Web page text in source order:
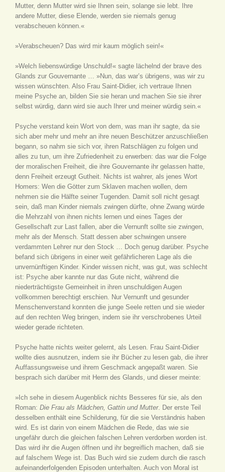
Mutter, denn Mutter wird sie Ihnen sein, solange sie lebt. Ihre
andere Mutter, diese Elende, werden sie niemals genug
verabscheuen können.«
»Verabscheuen? Das wird mir kaum möglich sein!«
»Welch liebenswürdige Unschuld!« sagte lächelnd der brave des
Glands zur Gouvernante … »Nun, das war’s übrigens, was wir zu
wissen wünschten. Also Frau Saint-Didier, ich vertraue Ihnen
meine Psyche an, bilden Sie sie heran und machen Sie sie ihrer
selbst würdig, dann wird sie auch Ihrer und meiner würdig sein.«
Psyche verstand kein Wort von dem, was man ihr sagte, da sie
sich aber mehr und mehr an ihre neuen Beschützer anzuschließen
begann, so nahm sie sich vor, ihren Ratschlägen zu folgen und
alles zu tun, um ihre Zufriedenheit zu erwerben: das war die Folge
der moralischen Freiheit, die ihre Gouvernante ihr gelassen hatte,
denn Freiheit erzeugt Gutheit. Nichts ist wahrer, als jenes Wort
Homers: Wen die Götter zum Sklaven machen wollen, dem
nehmen sie die Hälfte seiner Tugenden. Damit soll nicht gesagt
sein, daß man Kinder niemals zwingen dürfte, ohne Zwang würde
die Mehrzahl von ihnen nichts lernen und eines Tages der
Gesellschaft zur Last fallen, aber die Vernunft sollte sie zwingen,
mehr als der Mensch. Statt dessen aber schwingen unsere
verdammten Lehrer nur den Stock … Doch genug darüber. Psyche
befand sich übrigens in einer weit gefährlicheren Lage als die
unvernünftigen Kinder. Kinder wissen nicht, was gut, was schlecht
ist: Psyche aber kannte nur das Gute nicht, während die
niederträchtigste Gemeinheit in ihren unschuldigen Augen
vollkommen berechtigt erschien. Nur Vernunft und gesunder
Menschenverstand konnten die junge Seele retten und sie wieder
auf den rechten Weg bringen, indem sie ihr verschrobenes Urteil
wieder gerade richteten.
Psyche hatte nichts weiter gelernt, als Lesen. Frau Saint-Didier
wollte dies ausnutzen, indem sie ihr Bücher zu lesen gab, die ihrer
Auffassungsweise und ihrem Geschmack angepaßt waren. Sie
besprach sich darüber mit Herrn des Glands, und dieser meinte:
»Ich sehe in diesem Augenblick nichts Besseres für sie, als den
Roman: Die Frau als Mädchen, Gattin und Mutter. Der erste Teil
desselben enthält eine Schilderung, für die sie Verständnis haben
wird. Es ist darin von einem Mädchen die Rede, das wie sie
ungefähr durch die gleichen falschen Lehren verdorben worden ist.
Das wird ihr die Augen öffnen und ihr begreiflich machen, daß sie
auf falschem Wege ist. Das Buch wird sie zudem durch die rasch
aufeinanderfolgenden Episoden unterhalten. Auch von Moral ist